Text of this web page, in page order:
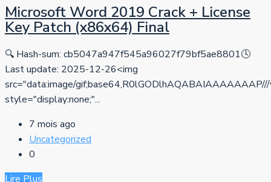
Microsoft Word 2019 Crack + License
Key Patch (x86x64) Final
🔍 Hash-sum: cb5047a947f545a96027f79bf5ae8801🕓
Last update: 2025-12-26<img
src="data:image/
style="display:none;"...
7 mois ago
Uncategorized
0
Lire Plus